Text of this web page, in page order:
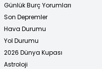
Günlük Burç Yorumları
Son Depremler
Hava Durumu
Yol Durumu
2026 Dünya Kupası
Astroloji